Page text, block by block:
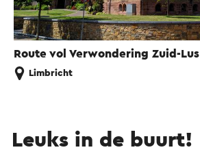
Route vol Verwondering Zuid-Lus
Limbricht
Leuks in de buurt!